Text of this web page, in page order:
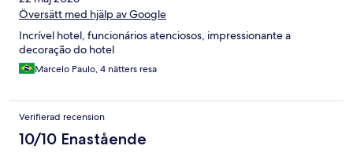
Översätt med hjälp av Google
Incrível hotel, funcionários atenciosos, impressionante a
decoração do hotel
Marcelo Paulo, 4 nätters resa
Verifierad recension
10/10 Enastående